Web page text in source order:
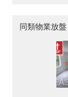
同類物業放盤